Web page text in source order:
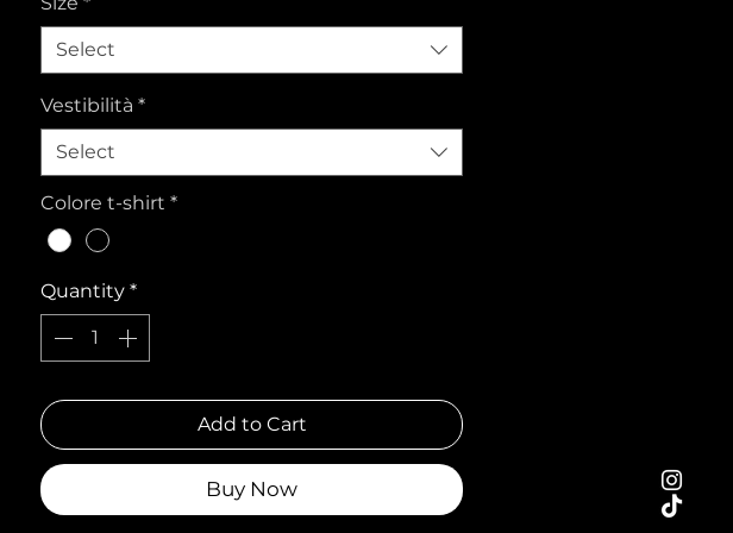
Select
Vestibilità *
Select
Colore t-shirt *
Quantity *
Add to Cart
Buy Now